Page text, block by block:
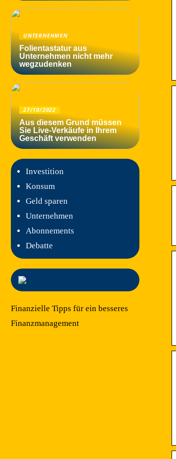
UNTERNEHMEN
Folientastatur aus
Unternehmen nicht mehr
wegzudenken
27/10/2022
Aus diesem Grund müssen
Sie Live-Verkäufe in Ihrem
Geschäft verwenden
Investition
Konsum
Geld sparen
Unternehmen
Abonnements
Debatte
Finanzielle Tipps für ein besseres
Finanzmanagement